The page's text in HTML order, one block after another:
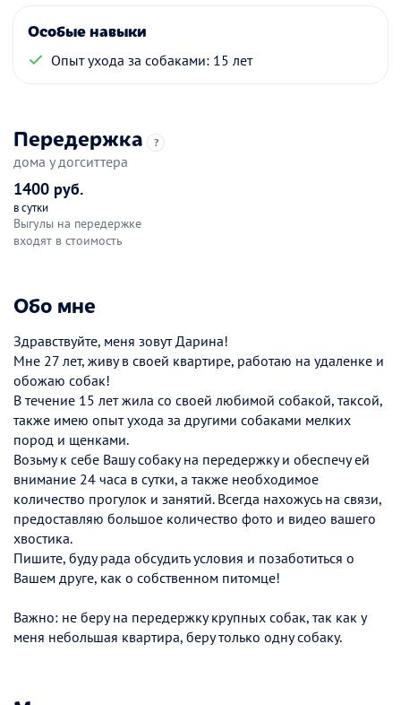
Особые навыки
Опыт ухода за собаками: 15 лет
Передержка ?
дома у догситтера
1400 руб.
в сутки
Выгулы на передержке
входят в стоимость
Обо мне
Здравствуйте, меня зовут Дарина!
Мне 27 лет, живу в своей квартире, работаю на удаленке и
обожаю собак!
В течение 15 лет жила со своей любимой собакой, таксой,
также имею опыт ухода за другими собаками мелких
пород и щенками.
Возьму к себе Вашу собаку на передержку и обеспечу ей
внимание 24 часа в сутки, а также необходимое
количество прогулок и занятий. Всегда нахожусь на связи,
предоставляю большое количество фото и видео вашего
хвостика.
Пишите, буду рада обсудить условия и позаботиться о
Вашем друге, как о собственном питомце!
Важно: не беру на передержку крупных собак, так как у
меня небольшая квартира, беру только одну собаку.